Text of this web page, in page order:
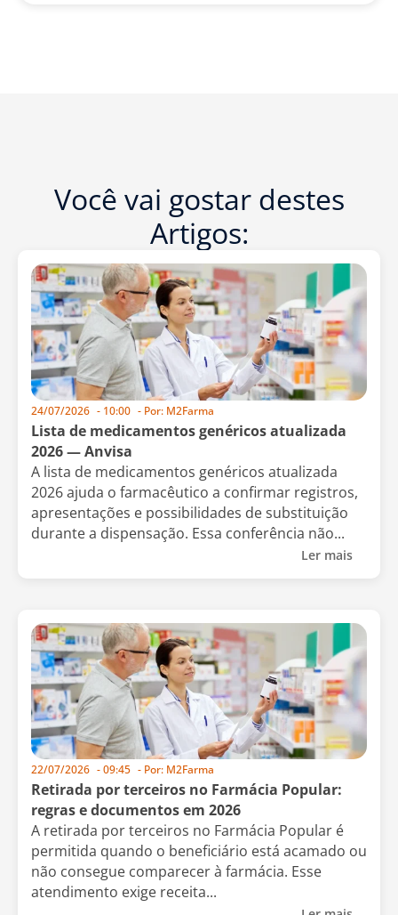
Você vai gostar destes
Artigos:
24/07/2026 - 10:00 - Por: M2Farma
Lista de medicamentos genéricos atualizada
2026 — Anvisa
A lista de medicamentos genéricos atualizada
2026 ajuda o farmacêutico a confirmar registros,
apresentações e possibilidades de substituição
durante a dispensação. Essa conferência não...
Ler mais
22/07/2026 -09:45 - Por: M2Farma
Retirada por terceiros no Farmácia Popular:
regras e documentos em 2026
A retirada por terceiros no Farmácia Popular é
permitida quando o beneficiário está acamado ou
não consegue comparecer à farmácia. Esse
atendimento exige receita...